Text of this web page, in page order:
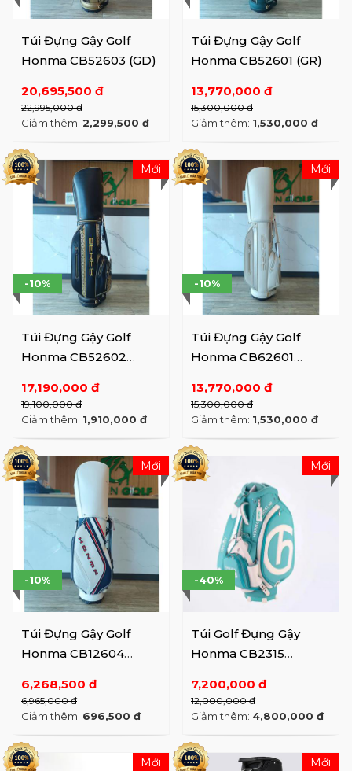
Túi Đựng Gậy Golf
Honma CB52603 (GD)
20,695,500 đ
22,995,000 đ
Giảm thêm: 2,299,500 đ
Túi Đựng Gậy Golf
Honma CB52601 (GR)
13,770,000 đ
15,300,000 đ
Giảm thêm: 1,530,000 đ
Túi Đựng Gậy Golf
Honma CB52602
17,190,000 đ
19,100,000 đ
-10%
Giảm thêm: 1,910,000 đ
Mới
Túi Đựng Gậy Golf
Honma CB62601
13,770,000 đ
15,300,000 đ
-10%
Giảm thêm: 1,530,000 đ
Mới
Túi Đựng Gậy Golf
Honma CB12604
6,268,500 đ
6,965,000 đ
-10%
Giảm thêm: 696,500 đ
Mới
Túi Golf Đựng Gậy
Honma CB2315
7,200,000 đ
12,000,000 đ
-40%
Giảm thêm: 4,800,000 đ
Mới
Mới Mới